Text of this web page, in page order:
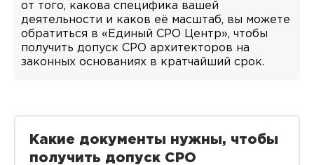
от того, какова специфика вашей
деятельности и каков её масштаб, вы можете
обратиться в «Единый СРО Центр», чтобы
получить допуск СРО архитекторов на
законных основаниях в кратчайший срок.
Какие документы нужны, чтобы
получить допуск СРО